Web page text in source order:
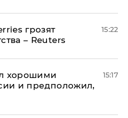
грозят
– Reuters
15:22
хорошими
и предположил,
15:17